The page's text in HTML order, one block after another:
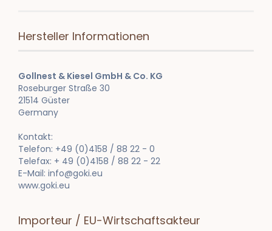
Hersteller Informationen
Gollnest & Kiesel GmbH & Co. KG
Roseburger Straße 30
21514 Güster
Germany
Kontakt:
Telefon: +49 (0)4158 / 88 22 - 0
Telefax: + 49 (0)4158 / 88 22 - 22
E-Mail: info@goki.eu
www.goki.eu
Importeur / EU-Wirtschaftsakteur